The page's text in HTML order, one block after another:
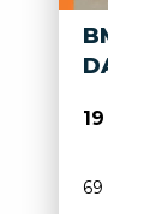
BMW
DA -
19 500€
69 208 km